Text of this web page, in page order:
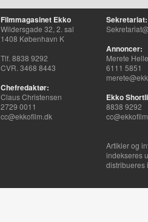
Filmmagasinet Ekko
Wildersgade 32, 2. sal
1408 København K
Tlf. 8838 9292
CVR. 3468 8443
Chefredaktør:
Claus Christensen
2729 0011
cc@ekkofilm.dk
Sekretariat:
Annoncer:
Merete
6111 5851
Ekko
8838 9292
Artikler og
indekseres
distribueres